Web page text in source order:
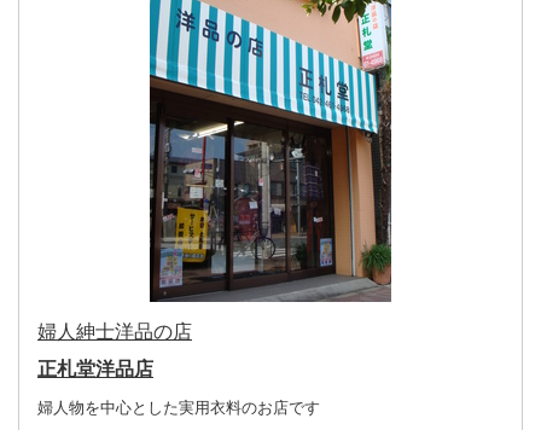
婦人紳士洋品の店
正札堂洋品店
婦人物を中心とした実用衣料のお店です